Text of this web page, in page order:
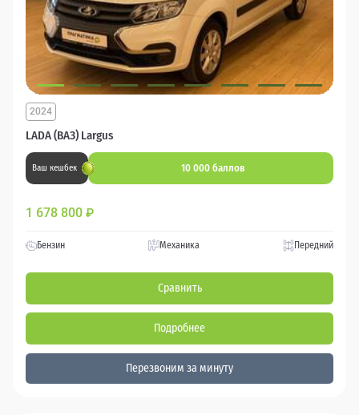
LADA (ВАЗ) Largus
2024
Ваш кешбек 10 000 баллов
1 678 800 ₽
Бензин Механика Передний
Сравнить
Подробнее
Перезвоним за минуту